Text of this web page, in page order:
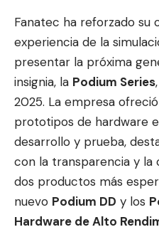
Fanatec ha reforzado su
experiencia de la
presentar la próxima
insignia, la Podium Series
2025. La empresa
prototipos de hardware
desarrollo y prueba,
con la transparencia y la
dos productos más
nuevo Podium DD y los
Hardware de Alto